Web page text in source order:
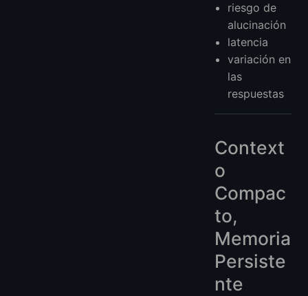
riesgo de
alucinación
latencia
variación en
las
respuestas
Context
o
Compac
to,
Memoria
Persiste
nte